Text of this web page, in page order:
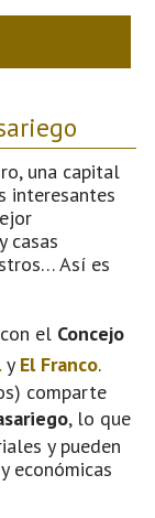
una capital
interesantes
casas
Así es
el Concejo
y El Franco.
comparte
, lo que
y pueden
económicas